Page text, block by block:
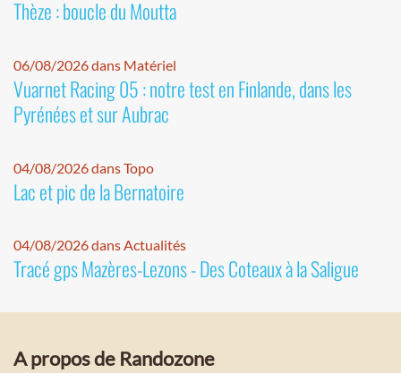
Thèze : boucle du Moutta
06/08/2026 dans Matériel
Vuarnet Racing 05 : notre test en Finlande, dans les
Pyrénées et sur Aubrac
04/08/2026 dans Topo
Lac et pic de la Bernatoire
04/08/2026 dans Actualités
Tracé gps Mazères-Lezons - Des Coteaux à la Saligue
A propos de Randozone